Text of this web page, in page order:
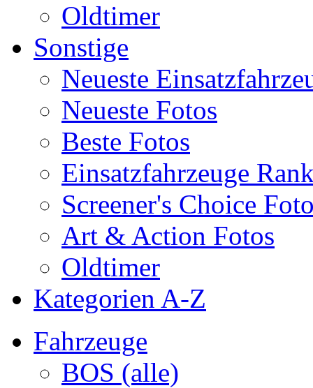
Oldtimer
Sonstige
Neueste
Neueste Fotos
Beste Fotos
Einsatzfahrzeuge
Screener's Choice
Art & Action Fotos
Oldtimer
Kategorien A-Z
Fahrzeuge
BOS (alle)